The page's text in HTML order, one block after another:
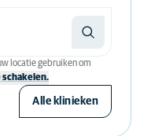
locatie gebruiken om
schakelen.
Alle klinieken